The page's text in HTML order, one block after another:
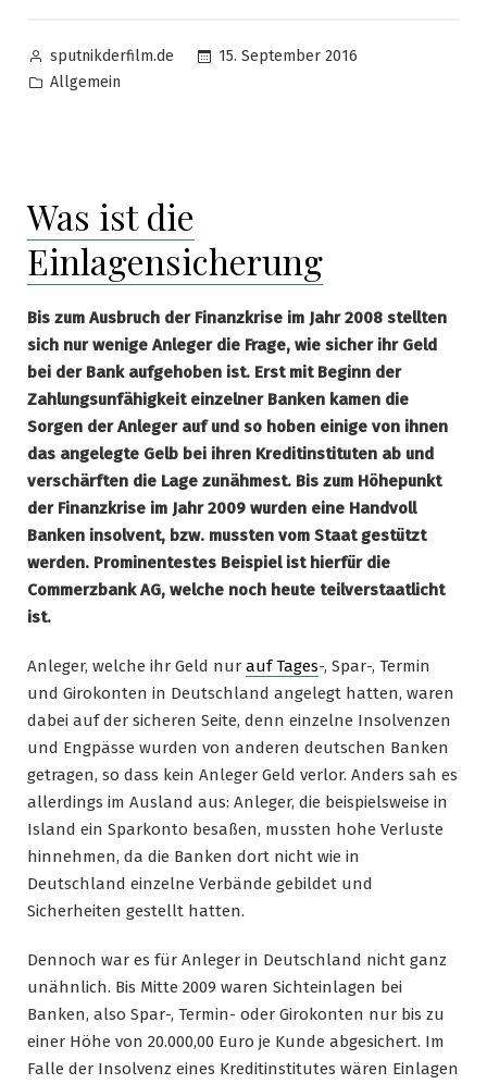
Posted
by
sputnikderfilm.de
15. September 2016
Posted
Allgemein
Was ist die
Einlagensicherung
Bis zum Ausbruch der Finanzkrise im Jahr 2008 stellten
sich nur wenige Anleger die Frage, wie sicher ihr Geld
bei der Bank aufgehoben ist. Erst mit Beginn der
Zahlungsunfähigkeit einzelner Banken kamen die
Sorgen der Anleger auf und so hoben einige von ihnen
das angelegte Gelb bei ihren Kreditinstituten ab und
verschärften die Lage zunähmest. Bis zum Höhepunkt
der Finanzkrise im Jahr 2009 wurden eine Handvoll
Banken insolvent, bzw. mussten vom Staat gestützt
werden. Prominentestes Beispiel ist hierfür die
Commerzbank AG, welche noch heute teilverstaatlicht
ist.
Anleger, welche ihr Geld nur auf Tages-, Spar-, Termin
und Girokonten in Deutschland angelegt hatten, waren
dabei auf der sicheren Seite, denn einzelne Insolvenzen
und Engpässe wurden von anderen deutschen Banken
getragen, so dass kein Anleger Geld verlor. Anders sah es
allerdings im Ausland aus: Anleger, die beispielsweise in
Island ein Sparkonto besaßen, mussten hohe Verluste
hinnehmen, da die Banken dort nicht wie in
Deutschland einzelne Verbände gebildet und
Sicherheiten gestellt hatten.
Dennoch war es für Anleger in Deutschland nicht ganz
unähnlich. Bis Mitte 2009 waren Sichteinlagen bei
Banken, also Spar-, Termin- oder Girokonten nur bis zu
einer Höhe von 20.000,00 Euro je Kunde abgesichert. Im
Falle der Insolvenz eines Kreditinstitutes wären Einlagen